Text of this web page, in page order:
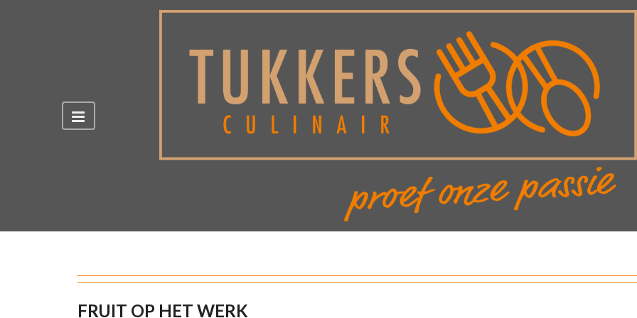
FRUIT OP HET WERK